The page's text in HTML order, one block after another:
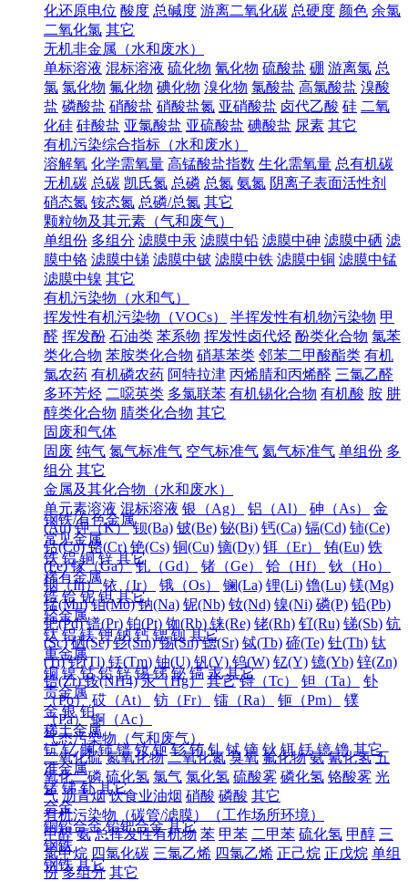
化还原电位 酸度 总碱度 游离二氧化碳 总硬度 颜色 余氯
二氧化氯 其它
无机非金属（水和废水）
单标溶液 混标溶液 硫化物 氰化物 硫酸盐 硼 游离氯 总
氯 氯化物 氟化物 碘化物 溴化物 氯酸盐 高氯酸盐 溴酸
盐 磷酸盐 硝酸盐 硝酸盐氮 亚硝酸盐 卤代乙酸 硅 二氧
化硅 硅酸盐 亚氯酸盐 亚硫酸盐 碘酸盐 尿素 其它
有机污染综合指标（水和废水）
溶解氧 化学需氧量 高锰酸盐指数 生化需氧量 总有机碳
无机碳 总碳 凯氏氮 总磷 总氮 氨氮 阴离子表面活性剂
硝态氮 铵态氮 总磷/总氮 其它
颗粒物及其元素（气和废气）
单组份 多组分 滤膜中汞 滤膜中铅 滤膜中砷 滤膜中硒 滤
膜中铬 滤膜中锑 滤膜中铍 滤膜中铁 滤膜中铜 滤膜中锰
滤膜中镍 其它
有机污染物（水和气）
挥发性有机污染物（VOCs）
半挥发性有机物污染物 甲
醛 挥发酚 石油类 苯系物 挥发性卤代烃 酚类化合物 氯苯
类化合物 苯胺类化合物 硝基苯类 邻苯二甲酸酯类 有机
氯农药 有机磷农药 阿特拉津 丙烯腈和丙烯醛 三氯乙醛
多环芳烃 二噁英类 多氯联苯 有机锡化合物 有机酸 胺 肼
醇类化合物 腈类化合物 其它
固废和气体
固废 纯气 氮气标准气 空气标准气 氦气标准气 单组份 多
组分 其它
金属及其化合物（水和废水）
单元素溶液 混标溶液 银（Ag） 铝（Al） 砷（As）
金
(Au) 钾（K） 钡(Ba) 铍(Be) 铋(Bi) 钙(Ca) 镉(Cd) 铈(Ce)
钴(Co) 铬(Cr) 铯(Cs) 铜(Cu) 镝(Dy) 铒（Er） 铕(Eu) 铁
(Fe) 镓（Ga） 钆（Gd） 锗（Ge） 铪（Hf）
钬（Ho）
铟（In） 铱（Ir） 锇（Os） 镧(La) 锂(Li) 镥(Lu) 镁(Mg)
锰(Mn) 钼(Mo) 钠(Na) 铌(Nb) 钕(Nd) 镍(Ni) 磷(P) 铅(Pb)
钯(Pd) 镨(Pr) 铂(Pt) 铷(Rb) 铼(Re) 铑(Rh) 钌(Ru) 锑(Sb) 钪
(Sc) 硒(Se) 钐(Sm) 锡(Sn) 锶(Sr) 铽(Tb) 碲(Te) 钍(Th) 钛
(Ti) 铊(Tl) 铥(Tm) 铀(U) 钒(V) 钨(W) 钇(Y) 镱(Yb) 锌(Zn)
锆(Zr) 铵(NH4) 汞（Hg） 其它 锝（Tc） 钽（Ta）
钋
（Po） 砹（At） 钫（Fr） 镭（Ra） 钷（Pm）
镤
（Pa） 锕（Ac）
气态污染物（气和废气）
二氧化硫 氮氧化物 二氧化氮 臭氧 氟化物 氨 氰化氢 五
氧化二磷 硫化氢 氯气 氯化氢 硫酸雾 磷化氢 铬酸雾 光
气 沥青烟 饮食业油烟 硝酸 磷酸 其它
有机污染物（碳管/滤膜）（工作场所环境）
甲醛 氨 总挥发性有机物 苯 甲苯 二甲苯 硫化氢 甲醇 三
氯甲烷 四氯化碳 三氯乙烯 四氯乙烯 正己烷 正戊烷 单组
份 多组分 其它
钢铁/有色金属
常见金属
铁 铝 铜 锌 其它
稀有金属
锆 铪 铌 钽 其它
轻金属
钛 铝 镁 钾 钠 钙 锶 钡 其它
重金属
铜 镍 钴 铅 锌 锡 锑 铋 镉 汞 其它
贵金属
金 银 铂
稀土金属
钪 钇 镧 铈 镨 钕 钷 钐 铕 钆 铽 镝 钬 铒 铥 镱 镥 其它
准金属
锗 锑 钋 其它
合金
铜铅合金 铅钯合金 其它
钢铁
钢铁 其它